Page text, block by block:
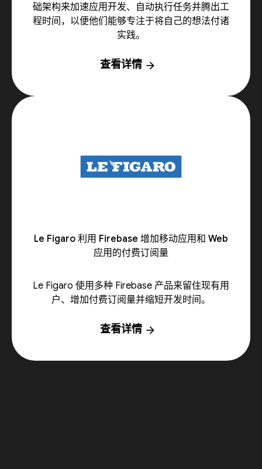
础架构来加速应用开发、自动执行任务并腾出工
程时间，以便他们能够专注于将自己的想法付诸
实践。
查看详情 arrow_forward
Le Figaro 利用 Firebase 增加移动应用和 Web
应用的付费订阅量
Le Figaro 使用多种 Firebase 产品来留住现有用
户、增加付费订阅量并缩短开发时间。
查看详情 arrow_forward